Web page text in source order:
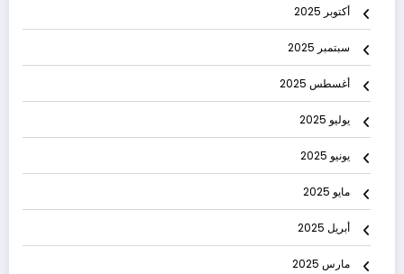
أكتوبر 2025
سبتمبر 2025
أغسطس 2025
يوليو 2025
يونيو 2025
مايو 2025
أبريل 2025
مارس 2025